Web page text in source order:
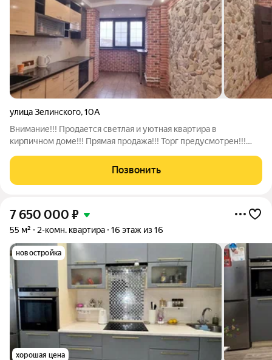
улица Зелинского,10А
Внимание!!! Продается светлая и уютная квартира в
кирпичном доме!!! Прямая продажа!!! Торг предусмотрен!!!
в самом современном, развитом микрорайоне Новлянский
рядом школы и детские сады -
Позвонить
7 650 000 ₽
55 м² 2-комн. квартира 16 этаж из 16
новостройка
хорошая цена